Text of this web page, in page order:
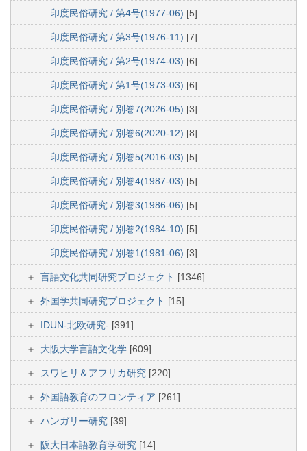
印度民俗研究 / 第4号(1977-06) [5]
印度民俗研究 / 第3号(1976-11) [7]
印度民俗研究 / 第2号(1974-03) [6]
印度民俗研究 / 第1号(1973-03) [6]
印度民俗研究 / 別巻7(2026-05) [3]
印度民俗研究 / 別巻6(2020-12) [8]
印度民俗研究 / 別巻5(2016-03) [5]
印度民俗研究 / 別巻4(1987-03) [5]
印度民俗研究 / 別巻3(1986-06) [5]
印度民俗研究 / 別巻2(1984-10) [5]
印度民俗研究 / 別巻1(1981-06) [3]
言語文化共同研究プロジェクト [1346]
外国学共同研究プロジェクト [15]
IDUN-北欧研究- [391]
大阪大学言語文化学 [609]
スワヒリ＆アフリカ研究 [220]
外国語教育のフロンティア [261]
ハンガリー研究 [39]
阪大日本語教育学研究 [14]